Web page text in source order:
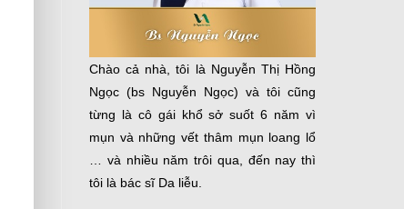
Chào cả nhà, tôi là Nguyễn Thị Hồng
Ngọc (bs Nguyễn Ngọc) và tôi cũng
từng là cô gái khổ sở suốt 6 năm vì
mụn và những vết thâm mụn loang lổ
… và nhiều năm trôi qua, đến nay thì
tôi là bác sĩ Da liễu.